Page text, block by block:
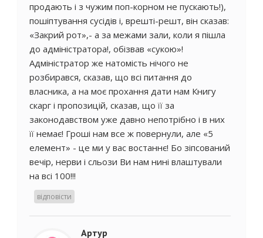
продають і з чужим поп-корном не пускають!),
пошіптування сусідів і, врешті-решт, він сказав:
«Закрий рот»,- а за межами зали, коли я пішла
до адміністратора!, обізвав «сукою»!
Адміністратор же натомість нічого не
розбирався, сказав, що всі питання до
власника, а на моє прохання дати нам Книгу
скарг і пропозицій, сказав, що її за
законодавством уже давно непотрібно і в них
її немає! Гроші нам все ж повернули, але «5
елемент» - це ми у вас востаннє! Бо зіпсований
вечір, нерви і сльози Ви нам нині влаштували
на всі 100!!!
відповісти
Артур